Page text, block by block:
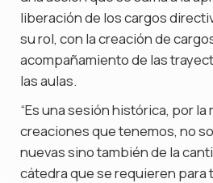
liberación de los cargos
su rol, con la creación de
acompañamiento de las
las aulas.
“Es una sesión histórica, por la
creaciones que tenemos, no
nuevas sino también de la
cátedra que se requieren para